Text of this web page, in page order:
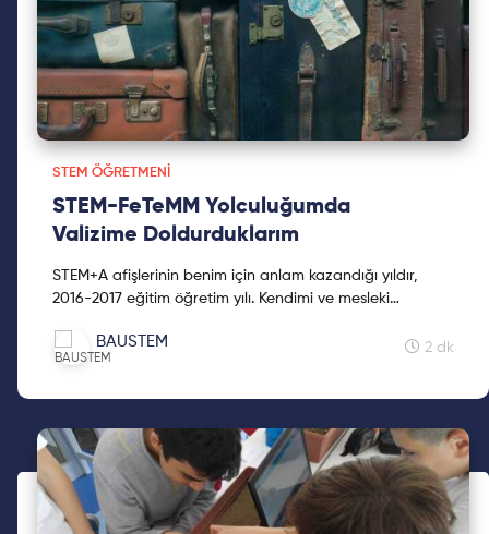
STEM ÖĞRETMENI
STEM-FeTeMM Yolculuğumda
Valizime Doldurduklarım
STEM+A afişlerinin benim için anlam kazandığı yıldır,
2016-2017 eğitim öğretim yılı. Kendimi ve mesleki
BAUSTEM 2 dk